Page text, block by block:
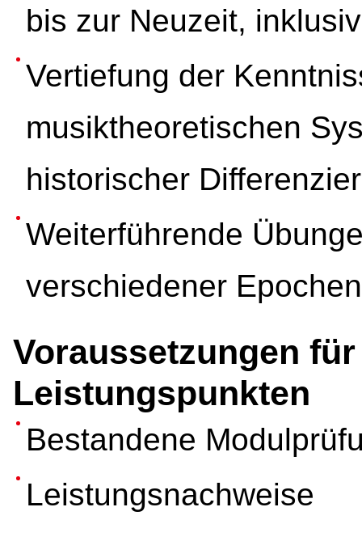
bis zur Neuzeit,
Vertiefung der
musiktheoretischen
historischer
Weiterführende
verschiedener Epochen
Voraussetzungen
Leistungspunkten
Bestandene
Leistungsnachweise